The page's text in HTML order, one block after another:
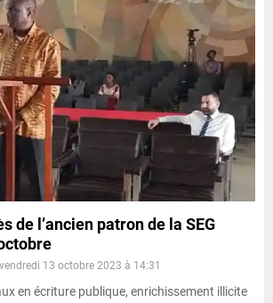
de l’ancien patron de la SEG
vendredi 13 octobre 2023 à 14:31
en écriture publique, enrichissement illicite